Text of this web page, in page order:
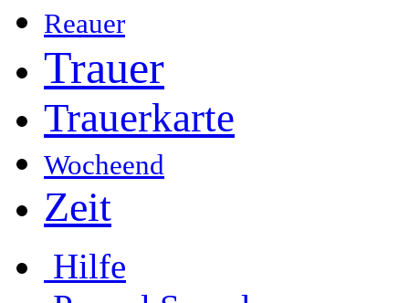
Reauer
Trauer
Trauerkarte
Wocheend
Zeit
Hilfe